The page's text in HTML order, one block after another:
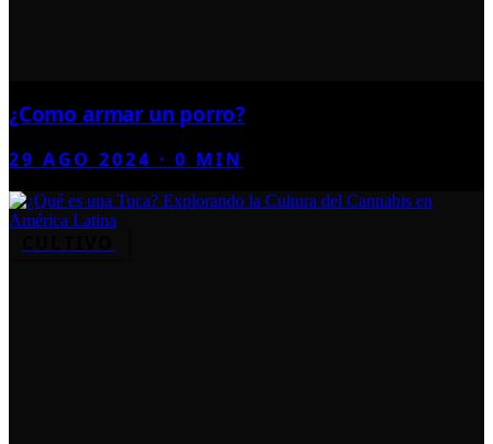
¿Como armar un porro?
29 AGO 2024 ·0 MIN